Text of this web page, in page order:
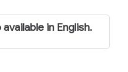
in English.